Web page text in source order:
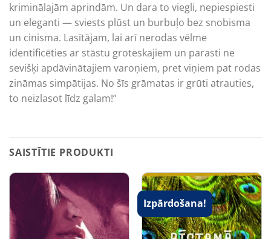
kriminālajām aprindām. Un dara to viegli, nepiespiesti
un eleganti — sviests plūst un burbuļo bez snobisma
un cinisma. Lasītājam, lai arī nerodas vēlme
identificēties ar stāstu groteskajiem un parasti ne
sevišķi apdāvinātajiem varoņiem, pret viņiem pat rodas
zināmas simpātijas. No šīs grāmatas ir grūti atrauties,
to neizlasot līdz galam!”
SAISTĪTIE PRODUKTI
Izpārdošana!